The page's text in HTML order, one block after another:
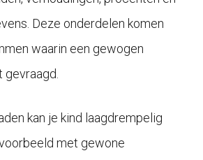
Deze onderdelen komen
waarin een gewogen
kan je kind laagdrempelig
met gewone